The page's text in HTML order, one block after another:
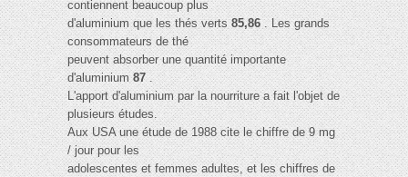
contiennent beaucoup plus
d'aluminium que les thés verts85,86. Les grands
consommateurs de thé
peuvent absorber une quantité importante
d'aluminium87 .
L'apport d'aluminium par la nourriture a fait l'objet de
plusieurs études.
Aux USA une étude de 1988 cite le chiffre de 9 mg
/ jour pour les
adolescentes et femmes adultes, et les chiffres de